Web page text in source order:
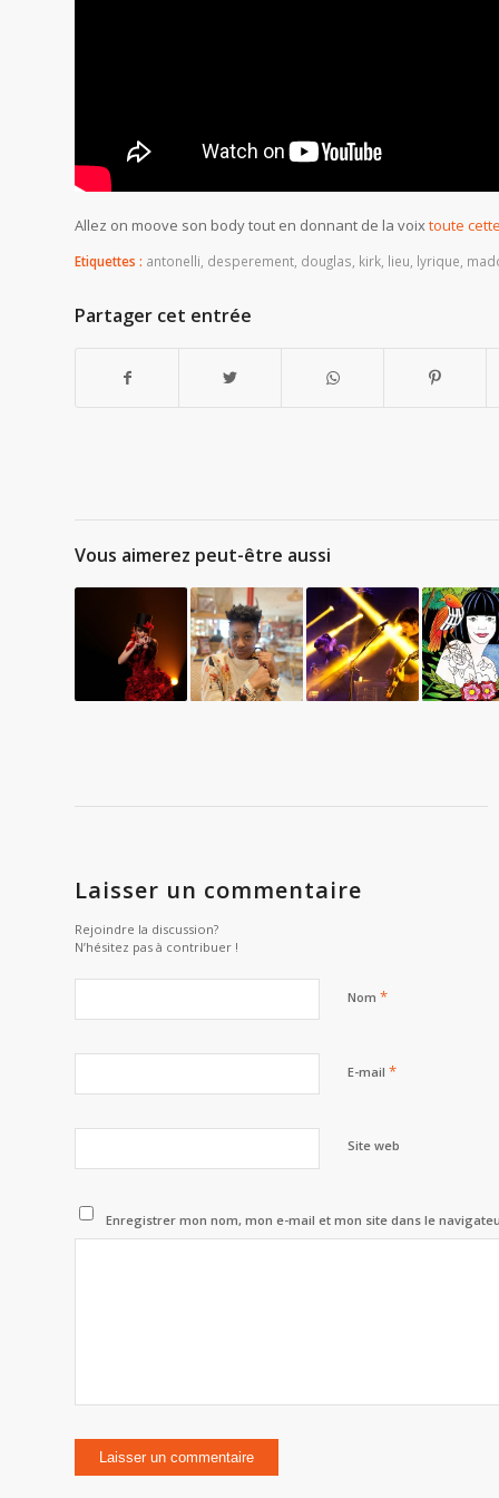
Allez on moove son body tout en donnant de la voixtoute
Etiquettes : antonelli, desperement, douglas, kirk, lieu, lyrique,
Partager cet entrée
Vous aimerez peut-être aussi
Laisser un commentaire
Rejoindre la discussion?
N’hésitez pas à contribuer !
Nom *
E-mail *
Site web
Enregistrer mon nom, mon e-mail et mon site dans le